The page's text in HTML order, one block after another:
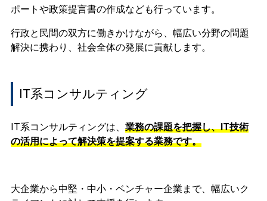
ポートや政策提言書の作成なども行っています。
行政と民間の双方に働きかけながら、幅広い分野の問題
解決に携わり、社会全体の発展に貢献します。
IT系コンサルティング
IT系コンサルティングは
業務の課題を把握し、IT技術
の活用によって解決策を提案する業務です。
大企業から中堅・中小・ベンチャー企業まで、幅広いク